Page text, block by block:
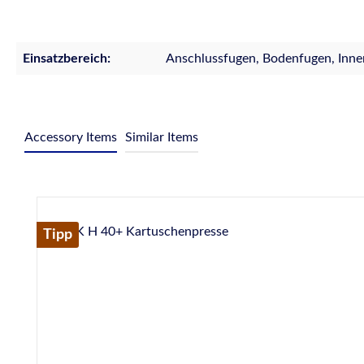
Einsatzbereich: Anschlussfugen, Bodenfugen,
Accessory Items Similar Items
Tipp